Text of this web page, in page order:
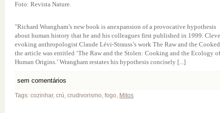
Foto: Revista Nature.
"Richard Wrangham’s new book is anexpansion of a provocative hypothesis
about human history that he and his colleagues first published in 1999.
evoking anthropologist Claude Lévi-Strauss’s work The Raw and the
the article was entitled ‘The Raw and the Stolen: Cooking and the Ecology of
Human Origins.’ Wrangham restates his hypothesis concisely [...]
sem comentários
Tags: cozinhar, crú, crudivorismo, fogo, Mitos